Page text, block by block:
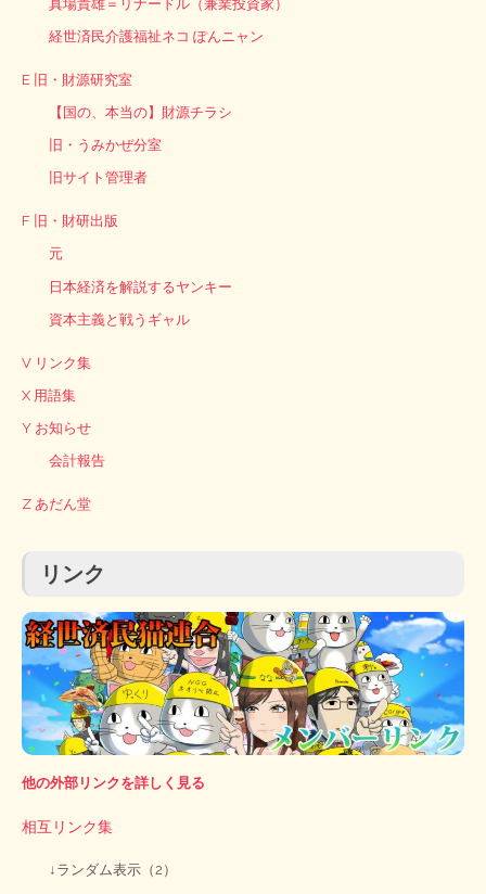
真場貴雄＝リナードル（兼業投資家）
経世済民介護福祉ネコ ぽんニャン
E 旧・財源研究室
【国の、本当の】財源チラシ
旧・うみかぜ分室
旧サイト管理者
F 旧・財研出版
元
日本経済を解説するヤンキー
資本主義と戦うギャル
V リンク集
X 用語集
Y お知らせ
会計報告
Z あだん堂
リンク
他の外部リンクを詳しく見る
相互リンク集
↓ランダム表示（2）